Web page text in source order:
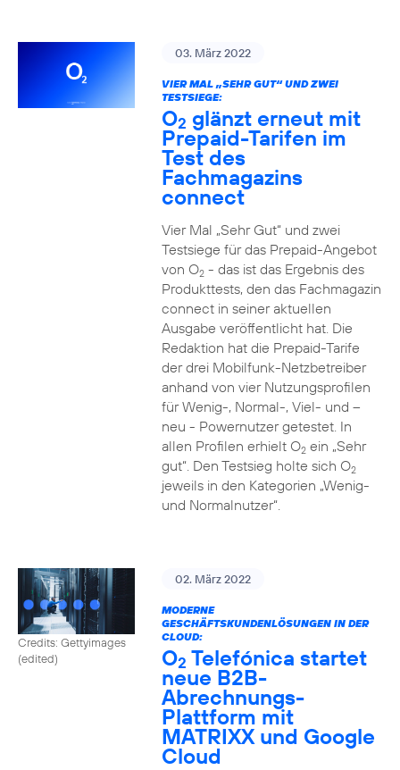
03. März 2022
VIER MAL „SEHR GUT“ UND ZWEI
TESTSIEGE:
O2 glänzt erneut mit
Prepaid-Tarifen im
Test des
Fachmagazins
connect
Vier Mal „Sehr Gut“ und zwei
Testsiege für das Prepaid-Angebot
von O2- das ist das Ergebnis des
Produkttests, den das Fachmagazin
connect in seiner aktuellen
Ausgabe veröffentlicht hat. Die
Redaktion hat die Prepaid-Tarife
der drei Mobilfunk-Netzbetreiber
anhand von vier Nutzungsprofilen
für Wenig-, Normal-, Viel- und –
neu - Powernutzer getestet. In
allen Profilen erhielt O2ein „Sehr
gut“. Den Testsieg holte sich O2
jeweils in den Kategorien „Wenig-
und Normalnutzer“.
Credits: Gettyimages
(edited)
02. März 2022
MODERNE
GESCHÄFTSKUNDENLÖSUNGEN IN DER
CLOUD:
O2 Telefónica startet
neue B2B-
Abrechnungs-
Plattform mit
MATRIXX und Google
Cloud